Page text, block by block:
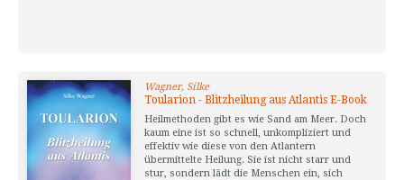
Wagner, Silke
Toularion - Blitzheilung aus Atlantis E-Book
Heilmethoden gibt es wie Sand am Meer. Doch
kaum eine ist so schnell, unkompliziert und
effektiv wie diese von den Atlantern
übermittelte Heilung. Sie ist nicht starr und
stur, sondern lädt die Menschen ein, sich